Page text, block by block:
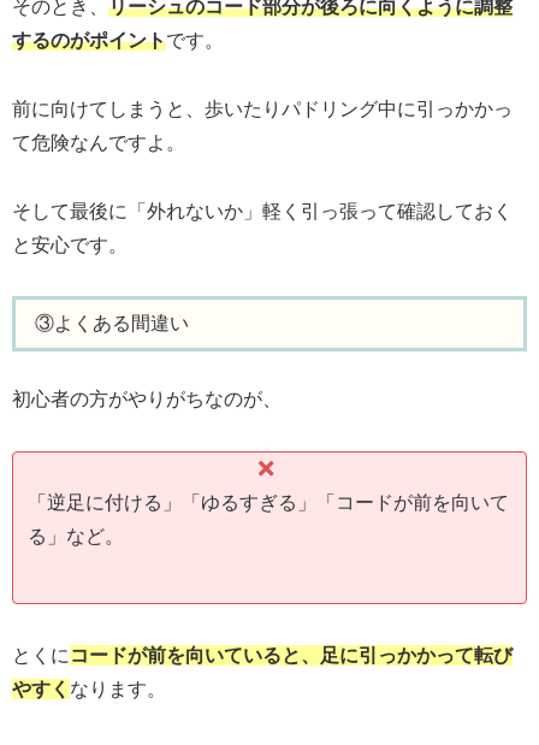
そのとき、 リーシュのコード部分が後ろに向くように調整
するのがポイントです。
前に向けてしまうと、歩いたりパドリング中に引っかかっ
て危険なんですよ。
そして最後に「外れないか」軽く引っ張って確認しておく
と安心です。
③よくある間違い
初心者の方がやりがちなのが、
「逆足に付ける」「ゆるすぎる」「コードが前を向いて
る」など。
とくに コードが前を向いていると、足に引っかかって転び
やすく なります。